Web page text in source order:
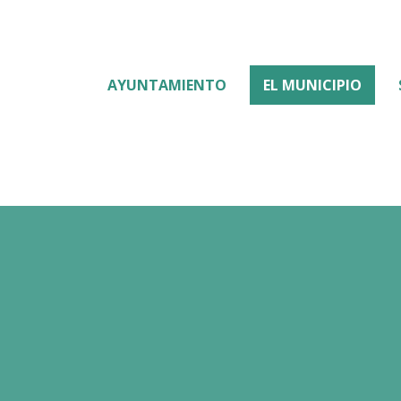
AYUNTAMIENTO EL MUNICIPIO